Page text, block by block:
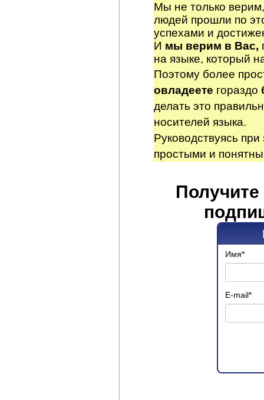
Мы не только
людей прошли по
успехами и
И мы верим в Вас,
на языке, который
Поэтому более
овладеете гораздо
делать это
носителей языка.
Руководствуясь
простыми и
Имя*
E-mail*